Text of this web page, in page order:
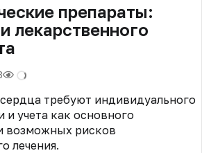
препараты:
лекарственного
требуют индивидуального
и учета как основного
возможных рисков
лечения.